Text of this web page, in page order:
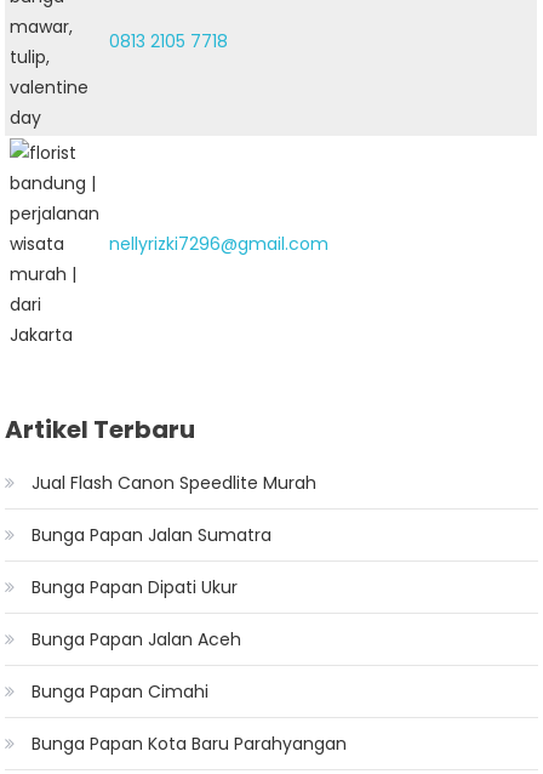
0813 2105 7718
nellyrizki7296@gmail.com
Artikel Terbaru
Jual Flash Canon Speedlite Murah
Bunga Papan Jalan Sumatra
Bunga Papan Dipati Ukur
Bunga Papan Jalan Aceh
Bunga Papan Cimahi
Bunga Papan Kota Baru Parahyangan